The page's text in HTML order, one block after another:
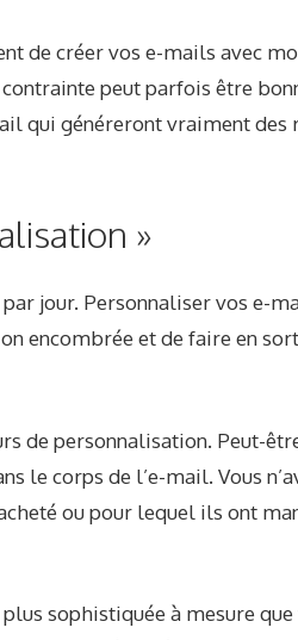
de créer vos e-mails avec
peut parfois être
qui généreront vraiment des
»
jour. Personnaliser vos e-
encombrée et de faire en
de personnalisation. Peut-
le corps de l’e-mail. Vous
ou pour lequel ils ont
sophistiquée à mesure